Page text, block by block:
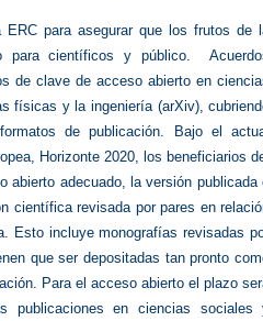
para asegurar que los frutos de
para científicos y público.
de clave de acceso abierto en
físicas y la ingeniería (arXiv),
de publicación. Bajo el
Horizonte 2020, los beneficiarios
abierto adecuado, la versión publicada
científica revisada por pares en
Esto incluye monografías revisadas
que ser depositadas tan pronto
Para el acceso abierto el plazo
publicaciones en ciencias sociales